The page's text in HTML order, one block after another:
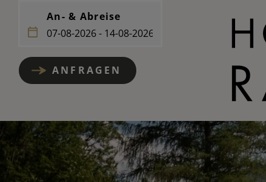
An- & Abreise
ANFRAGEN